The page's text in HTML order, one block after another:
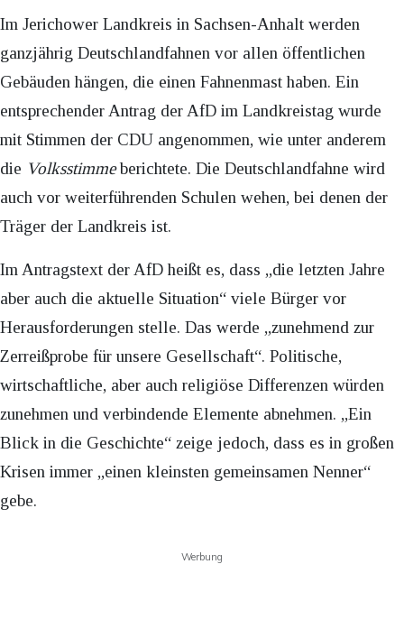
Im Jerichower Landkreis in Sachsen-Anhalt werden
ganzjährig Deutschlandfahnen vor allen öffentlichen
Gebäuden hängen, die einen Fahnenmast haben. Ein
entsprechender Antrag der AfD im Landkreistag wurde
mit Stimmen der CDU angenommen, wie unter anderem
die Volksstimmeberichtete. Die Deutschlandfahne wird
auch vor weiterführenden Schulen wehen, bei denen der
Träger der Landkreis ist.
Im Antragstext der AfD heißt es, dass „die letzten Jahre
aber auch die aktuelle Situation“ viele Bürger vor
Herausforderungen stelle. Das werde „zunehmend zur
Zerreißprobe für unsere Gesellschaft“. Politische,
wirtschaftliche, aber auch religiöse Differenzen würden
zunehmen und verbindende Elemente abnehmen. „Ein
Blick in die Geschichte“ zeige jedoch, dass es in großen
Krisen immer „einen kleinsten gemeinsamen Nenner“
gebe.
Werbung